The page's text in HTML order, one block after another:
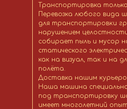
Транспортировка
Перевозка любого вида
для транспортировки
нарушением
собирает пыль и мусор
статического
как на визуал, так и на
полёта.
Доставка нашим
Наша машина
под транспортировку
имеет многолетний